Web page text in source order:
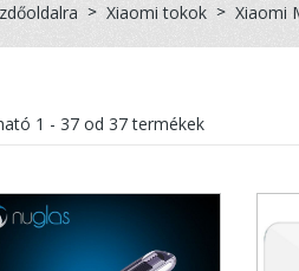
Xiaomi tokok Xiaomi
1 - 37od 37termékek